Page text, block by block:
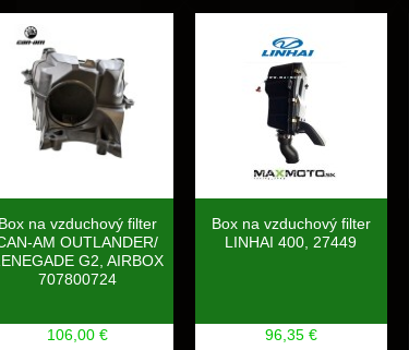
na vzduchový filter
AM OUTLANDER/
G2, AIRBOX
707800724
106,00 €
Box na vzduchový filter
LINHAI 400, 27449
96,35 €